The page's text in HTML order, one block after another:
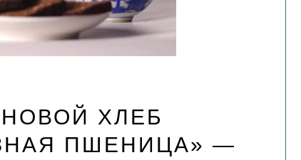
ХЛЕБ
ПШЕНИЦА» —